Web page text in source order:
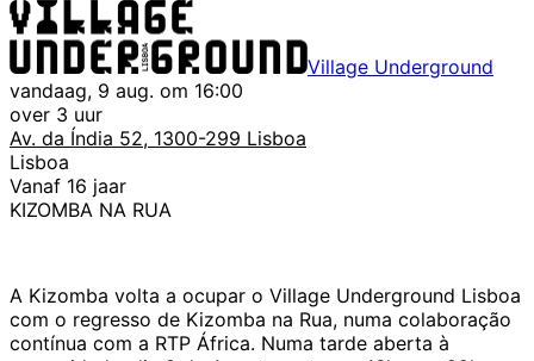
Village Underground
vandaag, 9 aug. om 16:00
over 3 uur
Av. da Índia 52, 1300-299 Lisboa
Lisboa
Vanaf 16 jaar
KIZOMBA NA RUA
A Kizomba volta a ocupar o Village Underground Lisboa
com o regresso de Kizomba na Rua, numa colaboração
contínua com a RTP África. Numa tarde aberta à